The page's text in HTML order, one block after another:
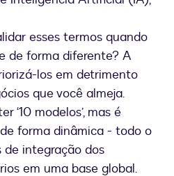
esses termos quando
de forma diferente? A
los em detrimento
que você almeja.
‘10 modelos’, mas é
forma dinâmica - todo o
integração dos
em uma base global.